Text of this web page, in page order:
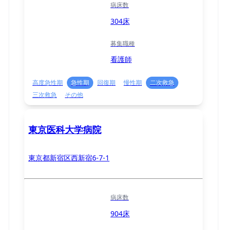
病床数
304床
募集職種
看護師
高度急性期 急性期 回復期 慢性期
二次救急
三次救急
その他
東京医科大学病院
東京都新宿区西新宿6-7-1
病床数
904床